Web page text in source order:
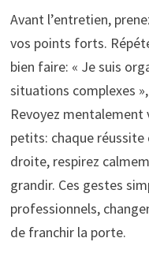
Avant l’entretien,
vos points forts.
bien faire: « Je suis
situations complexes »,
Revoyez mentalement
petits: chaque
droite, respirez
grandir. Ces gestes
professionnels,
de franchir la porte.